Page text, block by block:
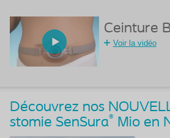
Ceinture
Voir la vidéo
Découvrez nos
stomie SenSura® Mio en